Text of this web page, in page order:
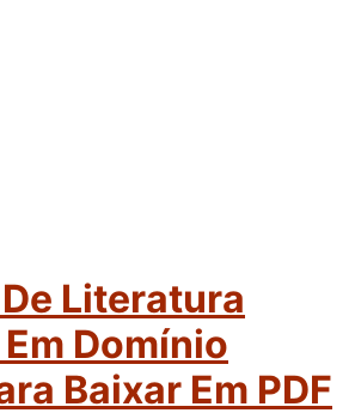
Literatura
Domínio
Baixar Em PDF